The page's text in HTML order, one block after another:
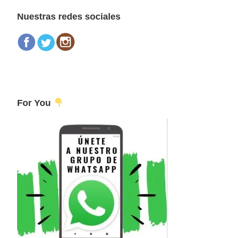
Nuestras redes sociales
For You